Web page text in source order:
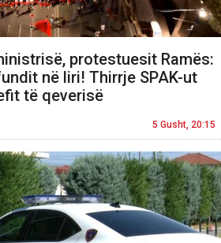
protestuesit Ramës:
në liri! Thirrje SPAK-ut
të qeverisë
5 Gusht, 20:15